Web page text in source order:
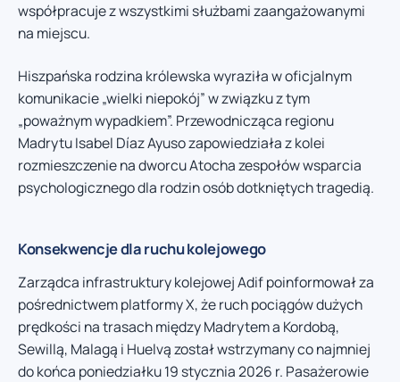
współpracuje z wszystkimi służbami zaangażowanymi
na miejscu.
Hiszpańska rodzina królewska wyraziła w oficjalnym
komunikacie „wielki niepokój” w związku z tym
„poważnym wypadkiem”. Przewodnicząca regionu
Madrytu Isabel Díaz Ayuso zapowiedziała z kolei
rozmieszczenie na dworcu Atocha zespołów wsparcia
psychologicznego dla rodzin osób dotkniętych tragedią.
Konsekwencje dla ruchu kolejowego
Zarządca infrastruktury kolejowej Adif poinformował za
pośrednictwem platformy X, że ruch pociągów dużych
prędkości na trasach między Madrytem a Kordobą,
Sewillą, Malagą i Huelvą został wstrzymany co najmniej
do końca poniedziałku 19 stycznia 2026 r. Pasażerowie